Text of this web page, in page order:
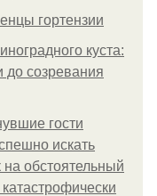
гортензии
куста:
до созревания
гости
искать
на обстоятельный